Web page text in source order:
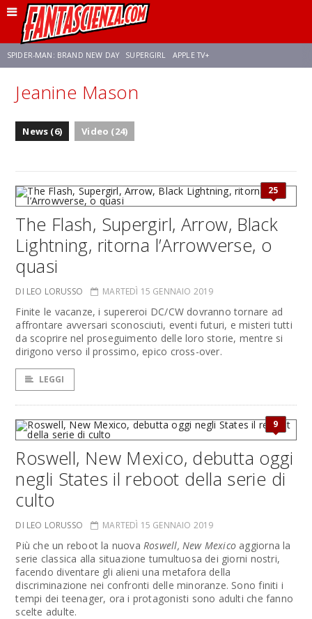
SPIDER-MAN: BRAND NEW DAY SUPERGIRL APPLE TV+
FRANCO RICCIARDIELLO ZENDAYA
Jeanine Mason
News (6) Video (24)
25
The Flash, Supergirl, Arrow, Black
Lightning, ritorna l’Arrowverse, o
quasi
DI LEO LORUSSO MARTEDÌ 15 GENNAIO 2019
Finite le vacanze, i supereroi DC/CW dovranno tornare ad
affrontare avversari sconosciuti, eventi futuri, e misteri tutti
da scoprire nel proseguimento delle loro storie, mentre si
dirigono verso il prossimo, epico cross-over.
LEGGI
9
Roswell, New Mexico, debutta oggi
negli States il reboot della serie di
culto
DI LEO LORUSSO MARTEDÌ 15 GENNAIO 2019
Più che un reboot la nuovaRoswell, New Mexico aggiorna la
serie classica alla situazione tumultuosa dei giorni nostri,
facendo diventare gli alieni una metafora della
discriminazione nei confronti delle minoranze. Sono finiti i
tempi dei teenager, ora i protagonisti sono adulti che fanno
scelte adulte.